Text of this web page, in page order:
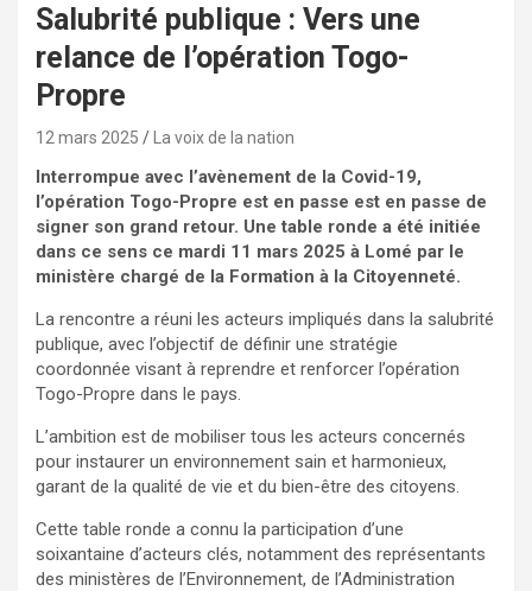
Salubrité publique : Vers une
relance de l’opération Togo-
Propre
12 mars 2025 La voix de la nation
Interrompue avec l’avènement de la Covid-19,
l’opération Togo-Propre est en passe est en passe de
signer son grand retour. Une table ronde a été initiée
dans ce sens ce mardi 11 mars 2025 à Lomé par le
ministère chargé de la Formation à la Citoyenneté.
La rencontre a réuni les acteurs impliqués dans la salubrité
publique, avec l’objectif de définir une stratégie
coordonnée visant à reprendre et renforcer l’opération
Togo-Propre dans le pays.
L’ambition est de mobiliser tous les acteurs concernés
pour instaurer un environnement sain et harmonieux,
garant de la qualité de vie et du bien-être des citoyens.
Cette table ronde a connu la participation d’une
soixantaine d’acteurs clés, notamment des représentants
des ministères de l’Environnement, de l’Administration